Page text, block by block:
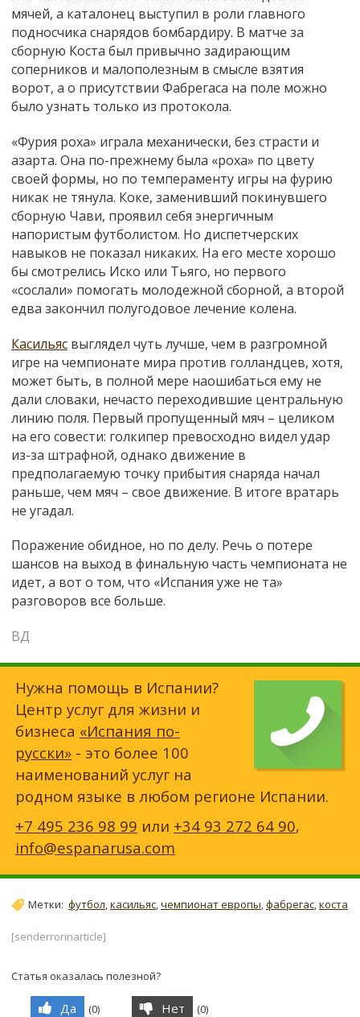
мячей, а каталонец выступил в роли главного
подносчика снарядов бомбардиру. В матче за
сборную Коста был привычно задирающим
соперников и малополезным в смысле взятия
ворот, а о присутствии Фабрегаса на поле можно
было узнать только из протокола.
«Фурия роха» играла механически, без страсти и
азарта. Она по-прежнему была «роха» по цвету
своей формы, но по темпераменту игры на фурию
никак не тянула. Коке, заменивший покинувшего
сборную Чави, проявил себя энергичным
напористым футболистом. Но диспетчерских
навыков не показал никаких. На его месте хорошо
бы смотрелись Иско или Тьяго, но первого
«сослали» помогать молодежной сборной, а второй
едва закончил полугодовое лечение колена.
Касильяс выглядел чуть лучше, чем в разгромной
игре на чемпионате мира против голландцев, хотя,
может быть, в полной мере наошибаться ему не
дали словаки, нечасто переходившие центральную
линию поля. Первый пропущенный мяч – целиком
на его совести: голкипер превосходно видел удар
из-за штрафной, однако движение в
предполагаемую точку прибытия снаряда начал
раньше, чем мяч – свое движение. В итоге вратарь
не угадал.
Поражение обидное, но по делу. Речь о потере
шансов на выход в финальную часть чемпионата не
идет, а вот о том, что «Испания уже не та»
разговоров все больше.
ВД
Нужна помощь в Испании?
Центр услуг для жизни и
бизнеса «Испания по-
русски» - это более 100
наименований услуг на
родном языке в любом регионе Испании.
+7 495 236 98 99 или +34 93 272 64 90,
info@espanarusa.com
Метки: футбол,касильяс,чемпионат европы,фабрегас,коста
[senderrorinarticle]
Статья оказалась полезной?
Да (0) Нет (0)